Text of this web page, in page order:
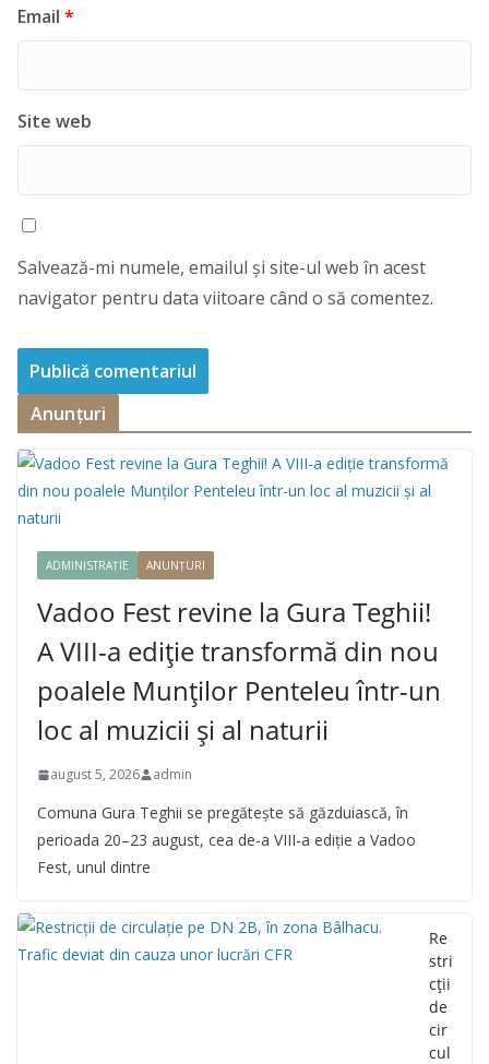
Email *
Site web
Salvează-mi numele, emailul și site-ul web în acest
navigator pentru data viitoare când o să comentez.
Anunțuri
ADMINISTRAȚIE ANUNȚURI
Vadoo Fest revine la Gura Teghii!
A VIII-a ediție transformă din nou
poalele Munților Penteleu într-un
loc al muzicii și al naturii
august 5, 2026 admin
Comuna Gura Teghii se pregătește să găzduiască, în
perioada 20–23 august, cea de-a VIII-a ediție a Vadoo
Fest, unul dintre
Re
stri
cții
de
cir
cul